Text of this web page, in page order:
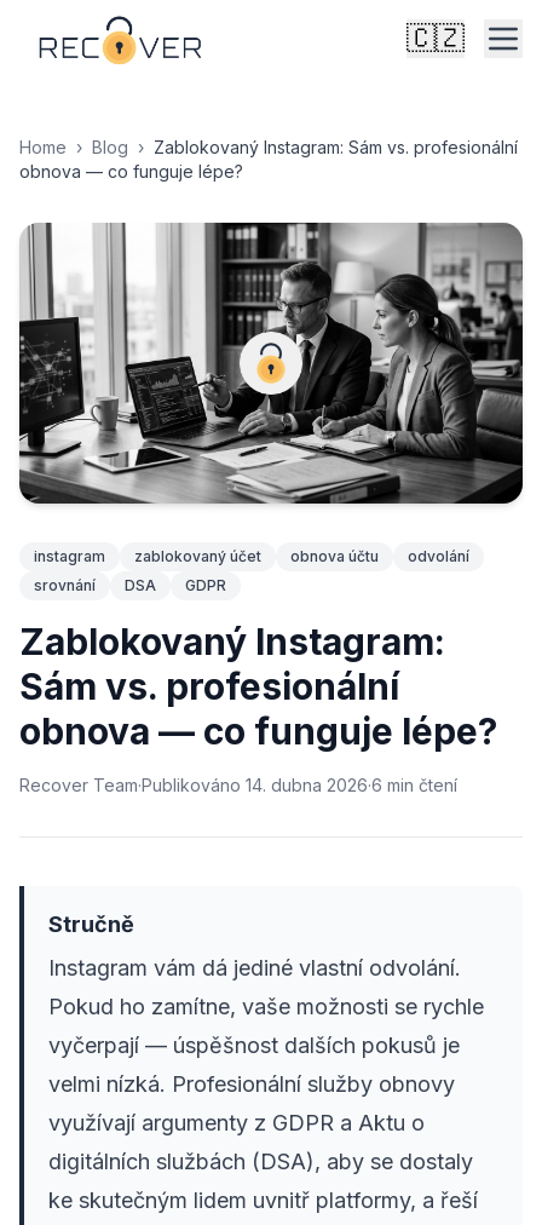
🇨🇿
Home › Blog › Zablokovaný Instagram: Sám vs. profesionální
obnova — co funguje lépe?
instagram zablokovaný účet obnova účtu
odvolání
srovnání
DSA GDPR
Zablokovaný Instagram:
Sám vs. profesionální
obnova — co funguje lépe?
Recover Team·Publikováno 14. dubna 2026·6 min čtení
Stručně
Instagram vám dá jediné vlastní odvolání.
Pokud ho zamítne, vaše možnosti se rychle
vyčerpají — úspěšnost dalších pokusů je
velmi nízká. Profesionální služby obnovy
využívají argumenty z GDPR a Aktu o
digitálních službách (DSA), aby se dostaly
ke skutečným lidem uvnitř platformy, a řeší